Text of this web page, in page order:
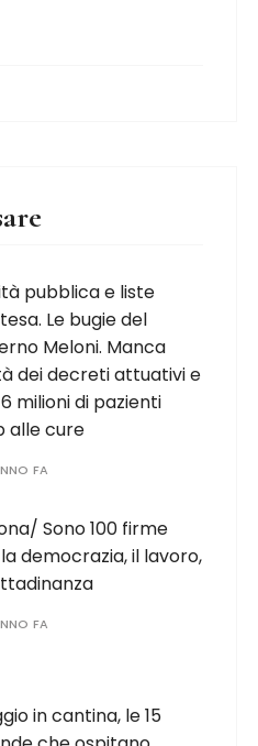
pubblica e liste
Le bugie del
Meloni. Manca
dei decreti attuativi e
milioni di pazienti
alle cure
FA
Sono 100 firme
democrazia, il lavoro,
FA
in cantina, le 15